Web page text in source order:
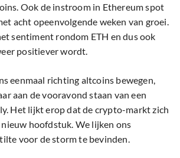
Ook de instroom in Ethereum spot
acht opeenvolgende weken van groei.
sentiment rondom ETH en dus ook
positiever wordt.
eenmaal richting altcoins bewegen,
aan de vooravond staan van een
Het lijkt erop dat de crypto-markt zich
hoofdstuk. We lijken ons
voor de storm te bevinden.